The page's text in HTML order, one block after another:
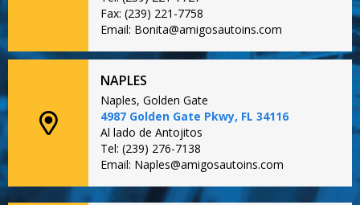
Fax: (239) 221-7758
Email: Bonita@amigosautoins.com
NAPLES
Naples, Golden Gate
4987 Golden Gate Pkwy, FL 34116
Al lado de Antojitos
Tel: (239) 276-7138
Email: Naples@amigosautoins.com